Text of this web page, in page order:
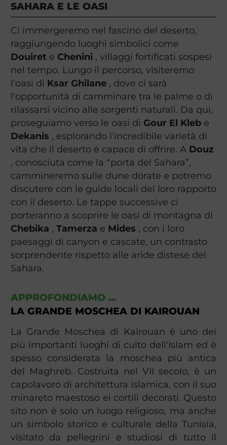
SAHARA E LE OASI
Ci immergeremo nel fascino del deserto,
raggiungendo luoghi simbolici come
Douiret e Chenini, villaggi fortificati sospesi
nel tempo. Lungo il percorso, visiteremo
l'oasi di Ksar Ghilane, dove ci sarà
l'opportunità di camminare tra le palme o di
rilassarsi vicino alle sorgenti naturali. Da qui,
proseguiamo verso le oasi di Gour El Klebe
Dekanis , esplorando l'incredibile varietà di
vita che il deserto è capace di offrire. A Douz
, conosciuta come la “porta del Sahara”,
cammineremo sulle dune dorate e potremo
discutere con le guide locali del loro rapporto
con il deserto. Le tappe successive ci
porteranno a scoprire le oasi di montagna di
Chebika , Tamerza e Mides , con i loro
paesaggi di canyon e cascate, un contrasto
sorprendente rispetto alle aride distese del
Sahara.
APPROFONDIAMO ...
LA GRANDE MOSCHEA DI KAIROUAN
La Grande Moschea di Kairouan è uno dei
più importanti luoghi di culto dell'Islam ed è
spesso considerata la moschea più antica
del Maghreb. Costruita nel VII secolo, è un
capolavoro di architettura islamica, con il suo
minareto maestoso ei cortili decorati. Questo
sito non è solo un luogo religioso, ma anche
un simbolo storico e culturale della Tunisia,
visitato da pellegrini e studiosi di tutto il